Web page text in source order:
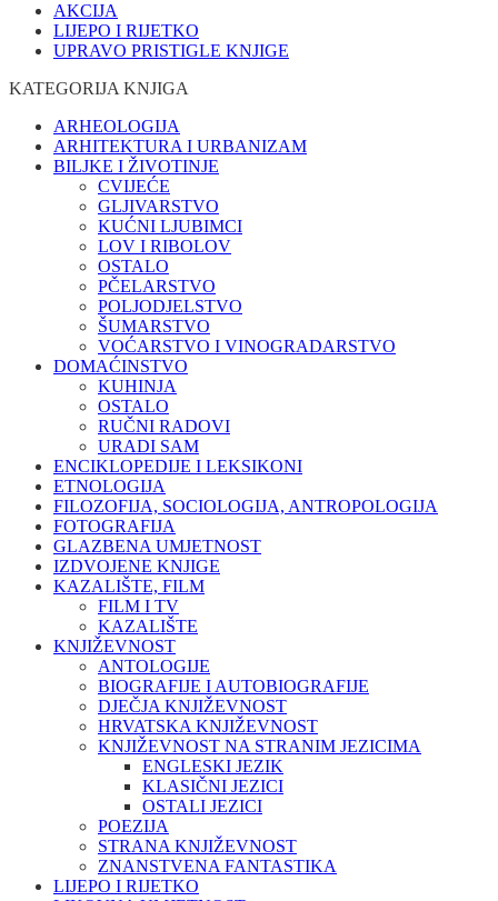
AKCIJA
LIJEPO I RIJETKO
UPRAVO PRISTIGLE KNJIGE
KATEGORIJA KNJIGA
ARHEOLOGIJA
ARHITEKTURA I URBANIZAM
BILJKE I ŽIVOTINJE
CVIJEĆE
GLJIVARSTVO
KUĆNI LJUBIMCI
LOV I RIBOLOV
OSTALO
PČELARSTVO
POLJODJELSTVO
ŠUMARSTVO
VOĆARSTVO I VINOGRADARSTVO
DOMAĆINSTVO
KUHINJA
OSTALO
RUČNI RADOVI
URADI SAM
ENCIKLOPEDIJE I LEKSIKONI
ETNOLOGIJA
FILOZOFIJA, SOCIOLOGIJA, ANTROPOLOGIJA
FOTOGRAFIJA
GLAZBENA UMJETNOST
IZDVOJENE KNJIGE
KAZALIŠTE, FILM
FILM I TV
KAZALIŠTE
KNJIŽEVNOST
ANTOLOGIJE
BIOGRAFIJE I AUTOBIOGRAFIJE
DJEČJA KNJIŽEVNOST
HRVATSKA KNJIŽEVNOST
KNJIŽEVNOST NA STRANIM JEZICIMA
ENGLESKI JEZIK
KLASIČNI JEZICI
OSTALI JEZICI
POEZIJA
STRANA KNJIŽEVNOST
ZNANSTVENA FANTASTIKA
LIJEPO I RIJETKO